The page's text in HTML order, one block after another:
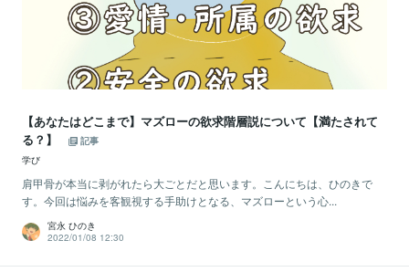
【あなたはどこまで】マズローの欲求階層説について【満たされて
る？】
記事
学び
肩甲骨が本当に剥がれたら大ごとだと思います。こんにちは、ひのきで
す。今回は悩みを客観視する手助けとなる、マズローという心...
宮永 ひのき
2022/01/08 12:30